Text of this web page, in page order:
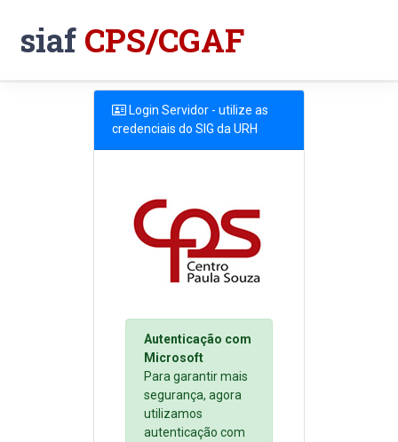
siaf CPS/CGAF
Login Servidor - utilize as
credenciais do SIG da URH
Autenticação com
Microsoft
Para garantir mais
segurança, agora
utilizamos
autenticação com